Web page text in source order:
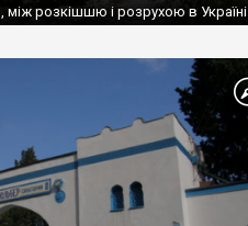
між розкішшю і розрухою в Україні